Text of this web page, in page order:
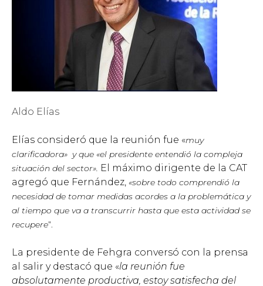
Aldo Elías
Elías consideró que la reunión fue «muy
clarificadora» y que «el presidente entendió la compleja
situación del sector». El máximo dirigente de la CAT
agregó que Fernández, «sobre todo comprendió la
necesidad de tomar medidas acordes a la problemática y
al tiempo que va a transcurrir hasta que esta actividad se
recupere”.
La presidente de Fehgra conversó con la prensa
al salir y destacó que «la reunión fue
absolutamente productiva, estoy satisfecha del